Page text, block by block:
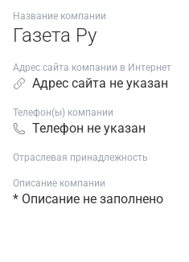
Название компании
Газета Ру
Адрес сайта компании в Интернет
Адрес сайта не указан
Телефон(ы) компании
Телефон не указан
Отраслевая принадлежность
Описание компании
* Описание не заполнено